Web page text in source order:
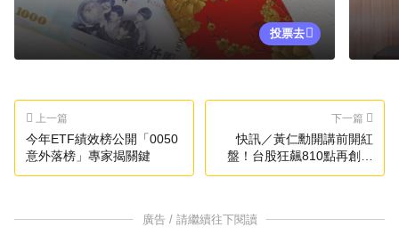
投票去
上一篇
今年ETF績效榜公開「0050
意外落榜」專家揭關鍵
下一篇
快訊／黃仁勳開講前開紅
盤！台股狂飆810點再創新
天價
廣告 / 請繼續往下閱讀